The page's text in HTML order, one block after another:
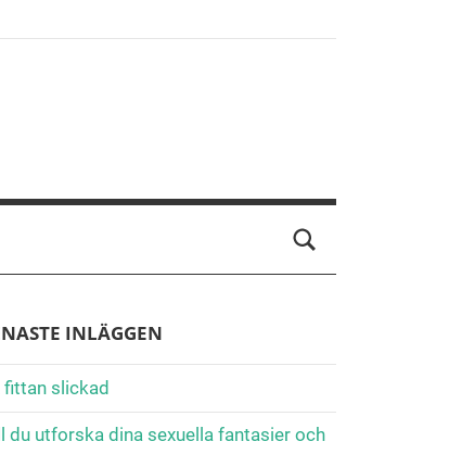
INLÄGGEN
fittan slickad
du utforska dina sexuella fantasier och